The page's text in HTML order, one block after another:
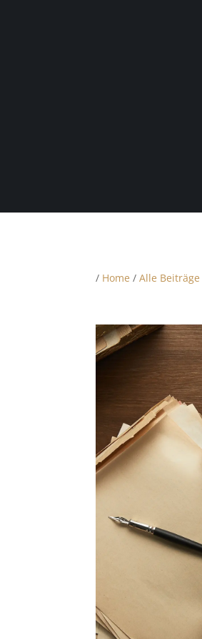
/ Home /Alle Beiträge